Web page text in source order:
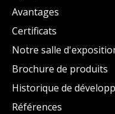
Avantages
Certificats
Notre salle
Brochure de produits
Historique de
Références